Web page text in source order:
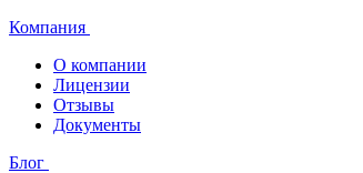
Компания
О компании
Лицензии
Отзывы
Документы
Блог